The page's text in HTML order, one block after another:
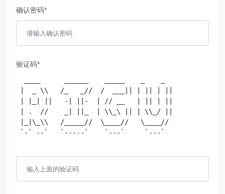
确认密码*
验证码*
|  _ \\   /_   _//  /  ___|| | || | ||
| |_| ||   -| ||-  | // __   | || | ||
| .  //    _| ||_  | \\_\ || | \\_/ ||
|_|\_\\   /_____//  \____//   \____//
`-` --`   `-----`    `---`     `---`